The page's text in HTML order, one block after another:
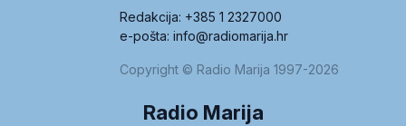
Redakcija: +385 1 2327000
e-pošta: info@radiomarija.hr
Copyright © Radio Marija 1997-2026
Radio Marija